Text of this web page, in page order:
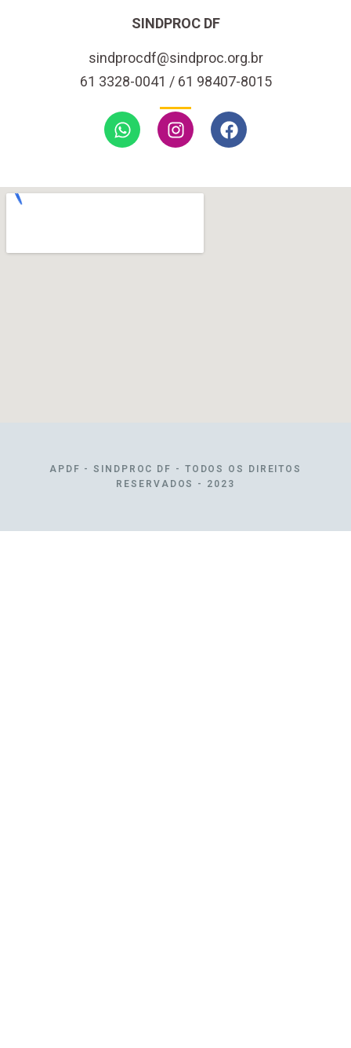
SINDPROC DF
sindprocdf@sindproc.org.br
61 3328-0041 / 61 98407-8015
APDF - SINDPROC DF - TODOS OS DIREITOS
RESERVADOS - 2023